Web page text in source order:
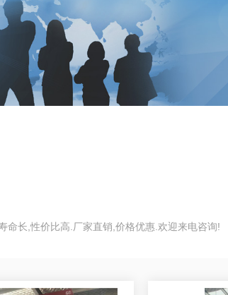
命长,性价比高.厂家直销,价格优惠.欢迎来电咨询!